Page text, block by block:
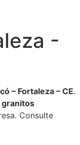
-
– Fortaleza – CE.
Consulte